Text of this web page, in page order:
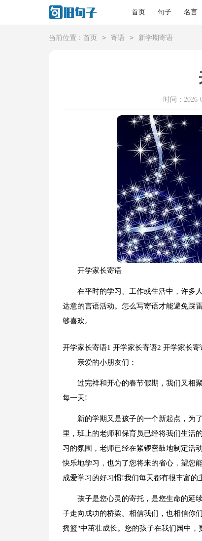
首页 句子 名言
当前位置： 首页 > 寄语 > 新学期寄语
时间：2026-
开学家长寄语
在平时的学习、工作或生活中，许多
达意的言语活动。怎么写寄语才能避免踩
够喜欢。
开学家长寄语1
亲爱的小朋友们：
过完祥和开心的春节假期，我们又相
每一天!
新的学期又是孩子的一个新起点，为
里，班上的老师和保育员已经将我们生活
习的氛围，老师已经在紧锣密鼓地制定活
快乐地学习，也为了您将来的省心，望您
成爱学习的好习惯!我们每天都有很丰富
孩子是您心灵的寄托，是您生命的延
子走向成功的桥梁。相信我们，也相信你
摇篮"中茁壮成长。您的孩子在我们园中
开学家长寄语2 开学家长寄